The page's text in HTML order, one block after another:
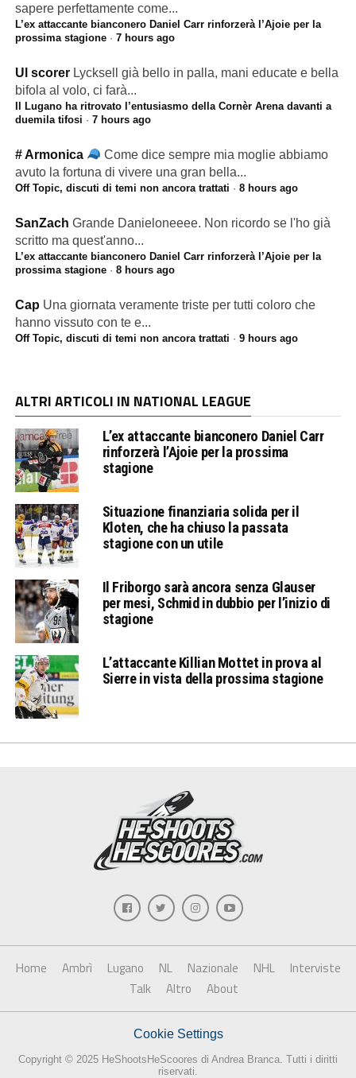
sapere perfettamente come...
L’ex attaccante bianconero Daniel Carr rinforzerà l’Ajoie per la
prossima stagione· 7 hours ago
Ul scorer Lycksell già bello in palla, mani educate e bella
bifola al volo, ci farà...
Il Lugano ha ritrovato l’entusiasmo della Cornèr Arena davanti a
duemila tifosi · 7 hours ago
# Armonica
Come dice sempre mia moglie abbiamo
avuto la fortuna di vivere una gran bella...
Off Topic, discuti di temi non ancora trattati · 8 hours ago
SanZach Grande Danieloneeee. Non ricordo se l'ho già
scritto ma quest'anno...
L’ex attaccante bianconero Daniel Carr rinforzerà l’Ajoie per la
prossima stagione· 8 hours ago
Cap Una giornata veramente triste per tutti coloro che
hanno vissuto con te e...
Off Topic, discuti di temi non ancora trattati · 9 hours ago
ALTRI ARTICOLI IN NATIONAL LEAGUE
L’ex attaccante bianconero Daniel Carr
rinforzerà l’Ajoie per la prossima
stagione
Situazione finanziaria solida per il
Kloten, che ha chiuso la passata
stagione con un utile
Il Friborgo sarà ancora senza Glauser
per mesi, Schmid in dubbio per l’inizio di
stagione
L’attaccante Killian Mottet in prova al
Sierre in vista della prossima stagione
Home Ambrì Lugano NL Nazionale NHL
Interviste
Talk
Altro About
Cookie Settings
Copyright © 2025 HeShootsHeScoores di Andrea Branca. Tutti i diritti
riservati.